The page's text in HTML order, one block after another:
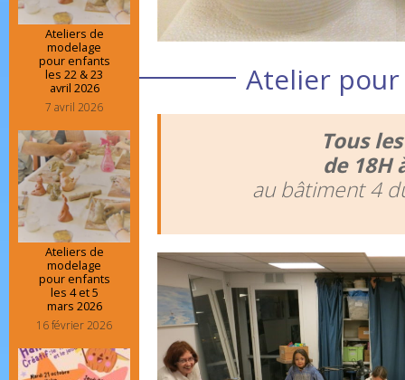
Atelier
Tous
de 18H
au bâtiment 4
Ateliers de
modelage
pour enfants
les 22 & 23
avril 2026
7 avril 2026
Ateliers de
modelage
pour enfants
les 4 et 5
mars 2026
16 février 2026